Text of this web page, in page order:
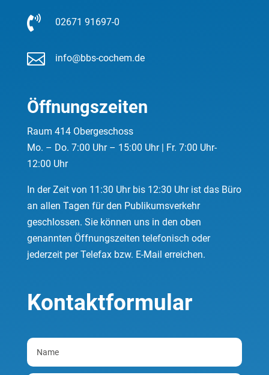
 02671 91697-0
 info@bbs-cochem.de
Öffnungszeiten
Raum 414 Obergeschoss
Mo. – Do. 7:00 Uhr – 15:00 Uhr | Fr. 7:00 Uhr-
12:00 Uhr
In der Zeit von 11:30 Uhr bis 12:30 Uhr ist das Büro
an allen Tagen für den Publikumsverkehr
geschlossen. Sie können uns in den oben
genannten Öffnungszeiten telefonisch oder
jederzeit per Telefax bzw. E-Mail erreichen.
Kontaktformular